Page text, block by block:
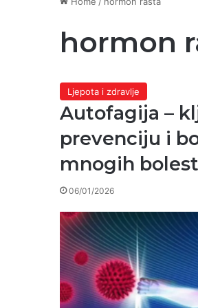
hormon
Ljepota i zdravlje
Autofagija –
prevenciju i
mnogih
06/01/2026